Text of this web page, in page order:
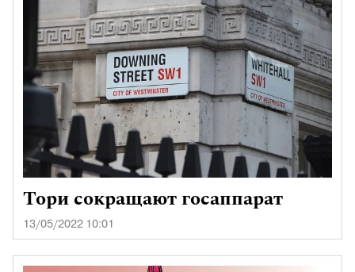
Тори сокращают госаппарат
13/05/2022 10:01